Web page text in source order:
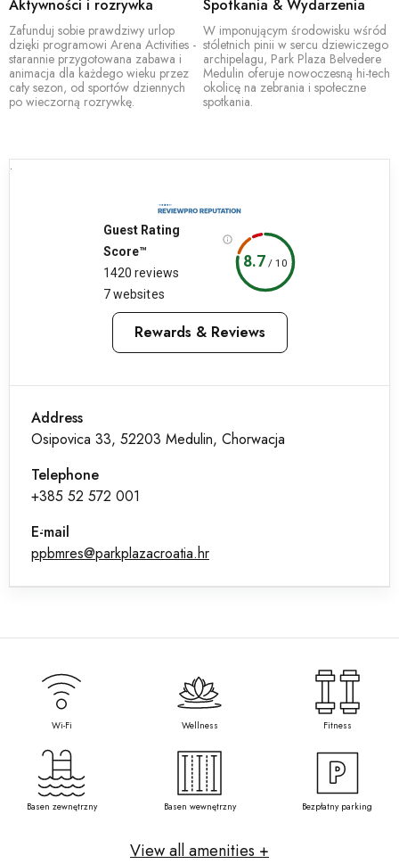
Aktywności i rozrywka
Zafunduj sobie prawdziwy urlop
dzięki programowi Arena Activities -
starannie przygotowana zabawa i
animacja dla każdego wieku przez
cały sezon, od sportów dziennych
po wieczorną rozrywkę.
Spotkania & Wydarzenia
W imponującym środowisku wśród
stóletnich pinii w sercu dziewiczego
archipelagu, Park Plaza Belvedere
Medulin oferuje nowoczesną hi-tech
okolicę na zebrania i społeczne
spotkania.
.
Guest Rating
Score™
1420 reviews
7 websites
8.7/ 10
Rewards & Reviews
Address
Osipovica 33, 52203 Medulin, Chorwacja
Telephone
+385 52 572 001
E-mail
ppbmres@parkplazacroatia.hr
Wi-Fi Wellness Fitness
Basen zewnętrzny Basen wewnętrzny Bezpłatny parking
View all amenities +